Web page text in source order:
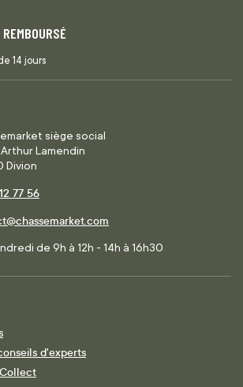
14 jours
siège social
Arthur Lamendin
Divion
77 56
de 9h à 12h - 14h à 16h30
d'experts